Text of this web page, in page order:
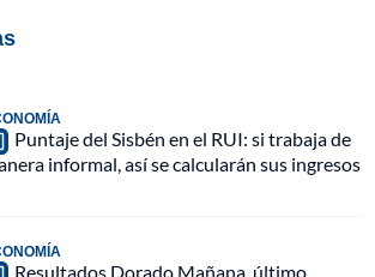
Puntaje del Sisbén en el RUI: si trabaja de
informal, así se calcularán sus ingresos
Resultados Dorado Mañana, último